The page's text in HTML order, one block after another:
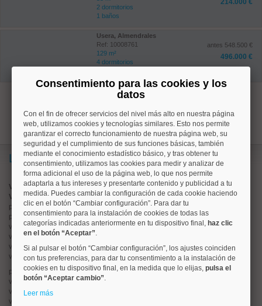
2 dormitorios
1 baños
214.000 €
Usera, Almendrales
Ref: 10008761
129 m²
4 dormitorios
antes 548.500 €
496.000 €
1
Lo más buscado
Valorar vivienda online
Vender piso
pisos enchamberí
pisos enmoncloa
viviendas enargüelles
viviendas entetuán
viviendas encuatro caminos
viviendas enchamartín
pisos enrios rosas
viviendas enprosperidad
viviendas enhispanoamerica
viviendas en
Consentimiento para las cookies y los
datos
Con el fin de ofrecer servicios del nivel más alto en nuestra página
web, utilizamos cookies y tecnologías similares. Esto nos permite
garantizar el correcto funcionamiento de nuestra página web, su
seguridad y el cumplimiento de sus funciones básicas, también
mediante el conocimiento estadístico básico, y tras obtener tu
consentimiento, utilizamos las cookies para medir y analizar de
forma adicional el uso de la página web, lo que nos permite
adaptarla a tus intereses y presentarte contenido y publicidad a tu
medida. Puedes cambiar la configuración de cada cookie haciendo
clic en el botón “Cambiar configuración”. Para dar tu
consentimiento para la instalación de cookies de todas las
categorías indicadas anteriormente en tu dispositivo final, haz clic
en el botón “Aceptar”.
Si al pulsar el botón “Cambiar configuración”, los ajustes coinciden
con tus preferencias, para dar tu consentimiento a la instalación de
cookies en tu dispositivo final, en la medida que lo elijas, pulsa el
botón “Aceptar cambio”.
Leer más